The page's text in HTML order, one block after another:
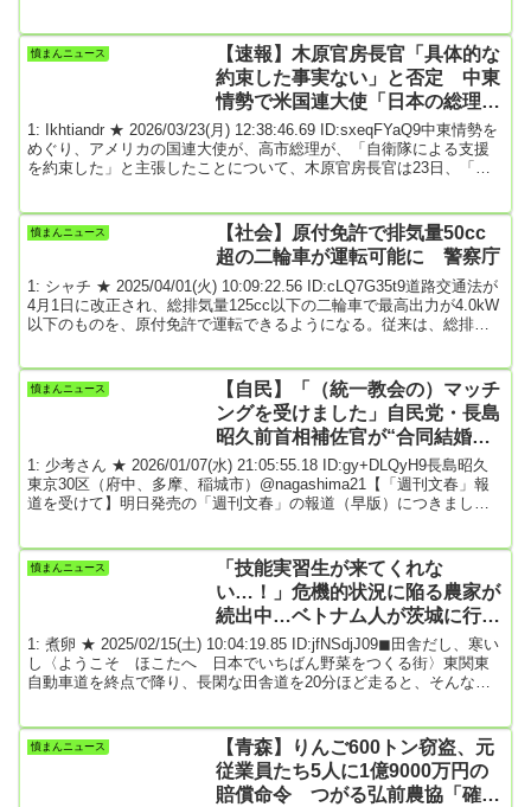
にも有識者を含めた検討会を設置し、見直しに向けた議論を始め
る。罰則の引き上げなどについても検討するとみられる。売春防止
憤まんニュース
【速報】木原官房長官「具体的な
約束した事実ない」と否定 中東
情勢で米国連大使「日本の総理が
自衛隊による支援を約束
1: Ikhtiandr ★ 2026/03/23(月) 12:38:46.69 ID:sxeqFYaQ9中東情勢を
めぐり、アメリカの国連大使が、高市総理が、「自衛隊による支援
を約束した」と主張したことについて、木原官房長官は23日、「具
隊による支援を約束したばかりだ」などと話しました。木原稔 官房
長官「日本として何か具体的な約束をしたとの事実はありません」
憤まんニュース
【社会】原付免許で排気量50cc
超の二輪車が運転可能に 警察庁
1: シャチ ★ 2025/04/01(火) 10:09:22.56 ID:cLQ7G35t9道路交通法が
4月1日に改正され、総排気量125cc以下の二輪車で最高出力が4.0kW
以下のものを、原付免許で運転できるようになる。従来は、総排気
は排ガス規制がある。大気環境保護と国際基準調和の観点から、
2025年11月以降に製作される総排気量50cc以下で設計最高速度が5...
憤まんニュース
【自民】「（統一教会の）マッチ
ングを受けました」自民党・長島
昭久前首相補佐官が“合同結婚
式”を…」文春報道に本人がコメ
ント
1: 少考さん ★ 2026/01/07(水) 21:05:55.18 ID:gy+DLQyH9長島昭久
東京30区（府中、多摩、稲城市）@nagashima21【「週刊文春」報
道を受けて】明日発売の「週刊文春」の報道（早版）につきまし
の説明責任を果たす意味から、以下に事実関係を認めましたので、
どうぞご一読ください。午後7:42 2026年1月7日※関連〈極秘文書
憤まんニュース
「技能実習生が来てくれな
い…！」危機的状況に陥る農家が
続出中…ベトナム人が茨城に行き
たがらない理由 「田舎だし、寒
いし」
1: 煮卵 ★ 2025/02/15(土) 10:04:19.85 ID:jfNSdjJ09◼田舎だし、寒い
し〈ようこそ ほこたへ 日本でいちばん野菜をつくる街〉東関東
自動車道を終点で降り、長閑な田舎道を20分ほど走ると、そんな看
って支えられてきたと言っても過言ではない。鉾田市によると、同
市に暮らす技能実習生は'23年10月時点で3006人。人口約4万7000人
憤まんニュース
【青森】りんご600トン窃盗、元
従業員たち5人に1億9000万円の
賠償命令 つがる弘前農協「確実